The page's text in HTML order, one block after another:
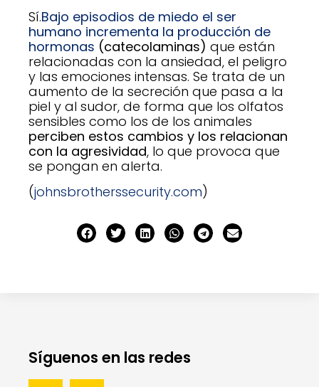
Sí.Bajo episodios de miedo el ser
humano incrementa la producción de
hormonas (catecolaminas) que están
relacionadas con la ansiedad, el peligro
y las emociones intensas. Se trata de un
aumento de la secreción que pasa a la
piel y al sudor, de forma que los olfatos
sensibles como los de los animales
perciben estos cambios y los relacionan
con la agresividad, lo que provoca que
se pongan en alerta.
(johnsbrotherssecurity.com)
Síguenos en las redes